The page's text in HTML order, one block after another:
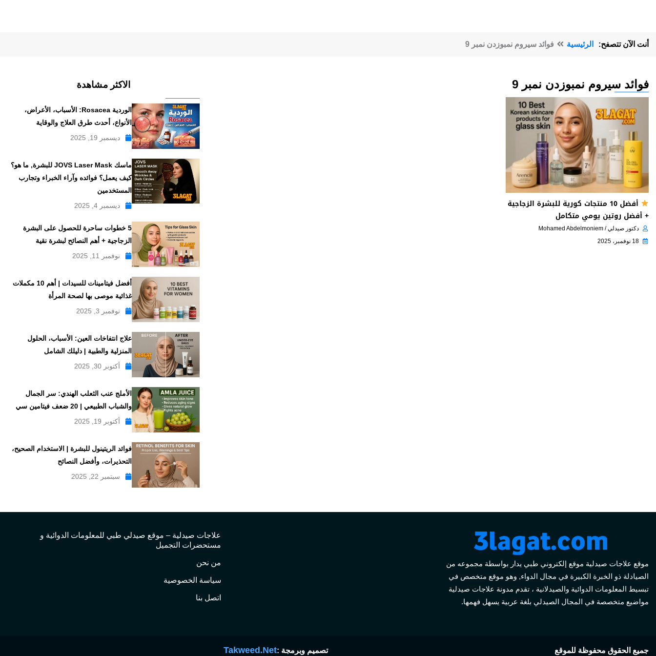
أنت الآن تتصفح: الرئيسية فوائد سيروم نمبوزدن نمبر 9
فوائد سيروم نمبوزدن نمبر 9
أفضل 10 منتجات كورية للبشرة الزجاجية
+ أفضل روتين يومي متكامل
دكتور صيدلي / Mohamed Abdelmoniem
18 نوفمبر، 2025
الاكثر مشاهدة
الوردية Rosacea: الأسباب، الأعراض،
الأنواع، أحدث طرق العلاج والوقاية
ديسمبر 19, 2025
ماسك JOVS Laser Mask للبشرة, ما هو؟
كيف يعمل؟ فوائده وآراء الخبراء وتجارب
المستخدمين
ديسمبر 4, 2025
5 خطوات ساحرة للحصول على البشرة
الزجاجية + أهم النصائح لبشرة نقية
نوفمبر 11, 2025
أفضل فيتامينات للسيدات | أهم 10 مكملات
غذائية موصى بها لصحة المرأة
نوفمبر 3, 2025
علاج انتفاخات العين: الأسباب، الحلول
المنزلية والطبية | دليلك الشامل
أكتوبر 30, 2025
الأملج عنب الثعلب الهندي: سر الجمال
والشباب الطبيعي | 20 ضعف فيتامين سي
أكتوبر 19, 2025
فوائد الريتينول للبشرة | الاستخدام الصحيح،
التحذيرات، وأفضل النصائح
سبتمبر 22, 2025
موقع علاجات صيدلية موقع إلكتروني طبي يدار بواسطة مجموعه من
الصيادلة ذو الخبرة الكبيرة في مجال الدواء, وهو موقع متخصص في
تبسيط المعلومات الدوائية والصيدلانية ، تقدم مدونة علاجات صيدلية
مواضيع متخصصة في المجال الصيدلي بلغة عربية يسهل فهمها.
علاجات صيدلية – موقع صيدلي طبي للمعلومات الدوائية و
مستحضرات التجميل
من نحن
سياسة الخصوصية
اتصل بنا
جميع الحقوق محفوظة للموقع تصميم وبرمجة :Takweed.Net